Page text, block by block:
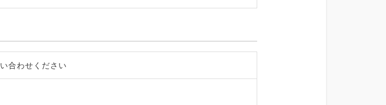
合わせください